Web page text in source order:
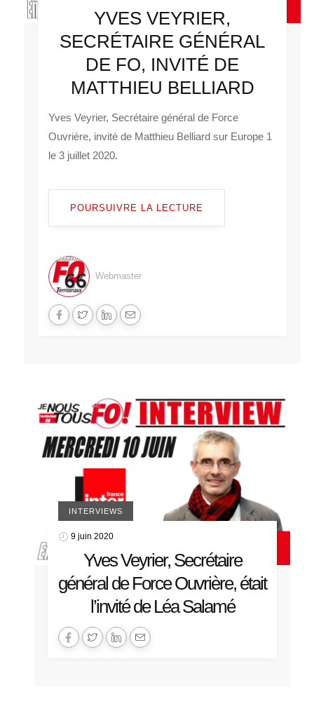
YVES VEYRIER,
SECRÉTAIRE GÉNÉRAL
DE FO, INVITÉ DE
MATTHIEU BELLIARD
Yves Veyrier, Secrétaire général de Force
Ouvrière, invité de Matthieu Belliard sur Europe 1
le 3 juillet 2020.
POURSUIVRE LA LECTURE
Webmaster
INTERVIEWS
9 juin 2020
Yves Veyrier, Secrétaire
général de Force Ouvrière, était
l’invité de Léa Salamé